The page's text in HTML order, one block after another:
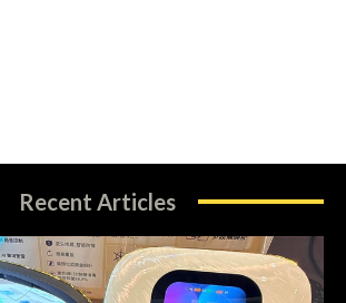
Recent Articles